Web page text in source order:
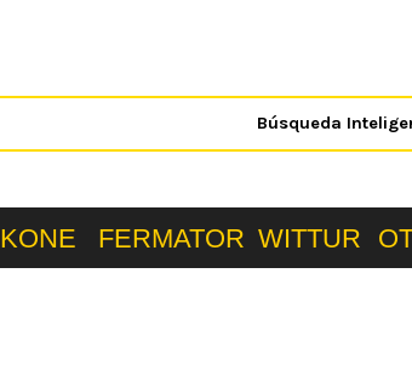
Búsqueda
KONE FERMATOR WITTUR